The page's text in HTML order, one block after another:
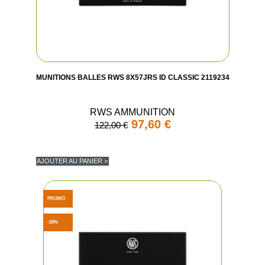
MUNITIONS BALLES RWS 8X57JRS ID CLASSIC 2119234
RWS AMMUNITION
122,00 € 97,60 €
AJOUTER AU PANIER >
PROMO
-20%